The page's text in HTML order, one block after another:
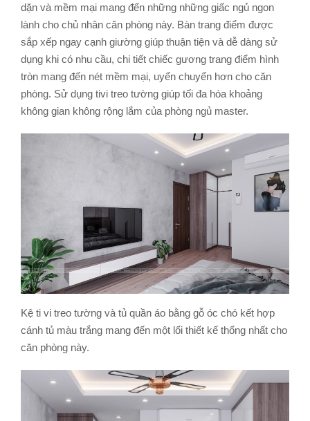
dặn và mềm mại mang đến những những giấc ngủ ngon
lành cho chủ nhân căn phòng này. Bàn trang điểm được
sắp xếp ngay cạnh giường giúp thuận tiện và dễ dàng sử
dụng khi có nhu cầu, chi tiết chiếc gương trang điểm hình
tròn mang đến nét mềm mại, uyển chuyển hơn cho căn
phòng. Sử dụng tivi treo tường giúp tối đa hóa khoảng
không gian không rộng lắm của phòng ngủ master.
Kệ ti vi treo tường và tủ quần áo bằng gỗ óc chó kết hợp
cánh tủ màu trắng mang đến một lối thiết kế thống nhất cho
căn phòng này.